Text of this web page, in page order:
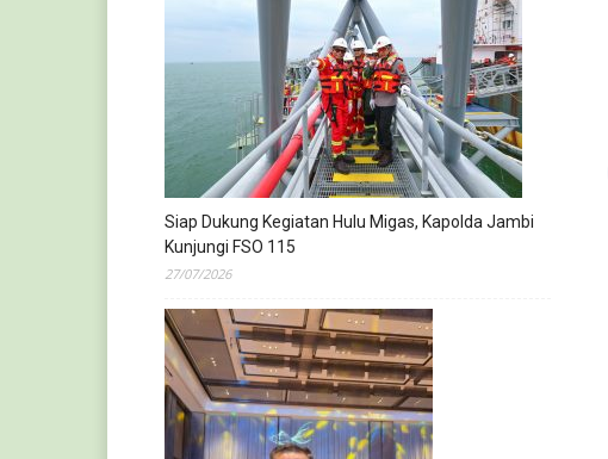
Siap Dukung Kegiatan Hulu Migas, Kapolda Jambi
Kunjungi FSO 115
27/07/2026